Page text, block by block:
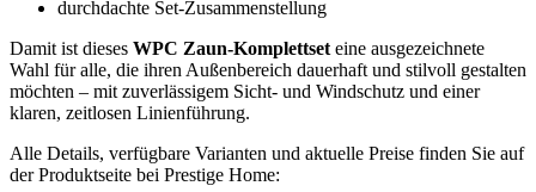
durchdachte Set-Zusammenstellung
Damit ist dieses WPC Zaun-Komplettset eine ausgezeichnete
Wahl für alle, die ihren Außenbereich dauerhaft und stilvoll gestalten
möchten – mit zuverlässigem Sicht- und Windschutz und einer
klaren, zeitlosen Linienführung.
Alle Details, verfügbare Varianten und aktuelle Preise finden Sie auf
der Produktseite bei Prestige Home: